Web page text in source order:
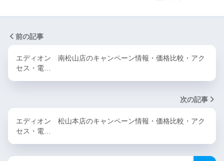
前の記事
エディオン 南松山店のキャンペーン情報・価格比較・アク
セス・電…
次の記事
エディオン 松山本店のキャンペーン情報・価格比較・アク
セス・電…